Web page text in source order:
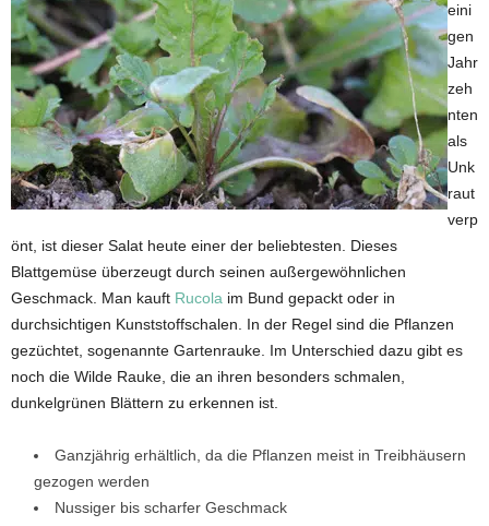
eini
gen
Jahr
zeh
nten
als
Unk
raut
verp
önt, ist dieser Salat heute einer der beliebtesten. Dieses
Blattgemüse überzeugt durch seinen außergewöhnlichen
Geschmack. Man kauft Rucola im Bund gepackt oder in
durchsichtigen Kunststoffschalen. In der Regel sind die Pflanzen
gezüchtet, sogenannte Gartenrauke. Im Unterschied dazu gibt es
noch die Wilde Rauke, die an ihren besonders schmalen,
dunkelgrünen Blättern zu erkennen ist.
Ganzjährig erhältlich, da die Pflanzen meist in Treibhäusern
gezogen werden
Nussiger bis scharfer Geschmack